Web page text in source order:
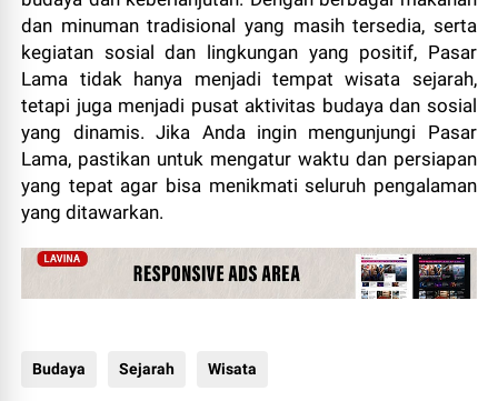
dan minuman tradisional yang masih tersedia, serta
kegiatan sosial dan lingkungan yang positif, Pasar
Lama tidak hanya menjadi tempat wisata sejarah,
tetapi juga menjadi pusat aktivitas budaya dan sosial
yang dinamis. Jika Anda ingin mengunjungi Pasar
Lama, pastikan untuk mengatur waktu dan persiapan
yang tepat agar bisa menikmati seluruh pengalaman
yang ditawarkan.
Budaya Sejarah Wisata